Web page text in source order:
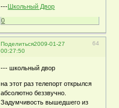
---Школьный Двор
0
Поделиться 64
2009-01-27
00:27:50
--- школьный двор
на этот раз телепорт открылся
абсолютно беззвучно.
Задумчивость вышедшего из